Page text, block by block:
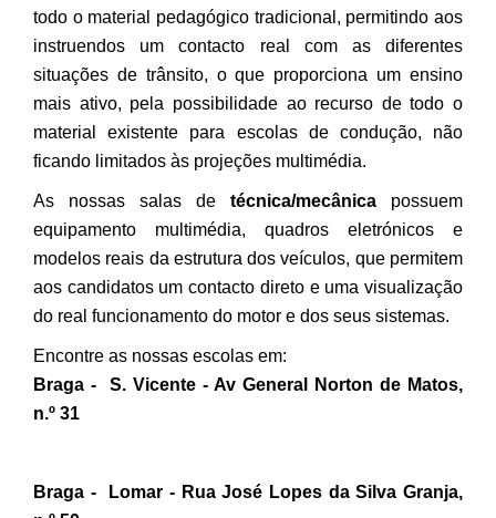
todo o material pedagógico tradicional, permitindo aos
instruendos um contacto real com as diferentes
situações de trânsito, o que proporciona um ensino
mais ativo, pela possibilidade ao recurso de todo o
material existente para escolas de condução, não
ficando limitados às projeções multimédia.
As nossas salas de técnica/mecânica possuem
equipamento multimédia, quadros eletrónicos e
modelos reais da estrutura dos veículos, que permitem
aos candidatos um contacto direto e uma visualização
do real funcionamento do motor e dos seus sistemas.
Encontre as nossas escolas em:
Braga - S. Vicente - Av General Norton de Matos,
n.º 31
Braga - Lomar - Rua José Lopes da Silva Granja,